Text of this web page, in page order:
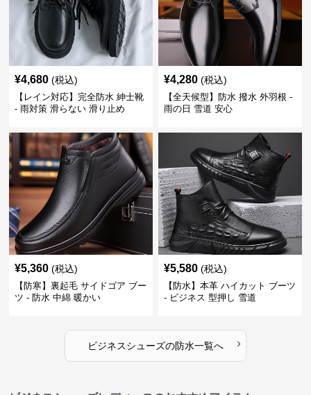
¥4,680 (税込)
【レイン対応】完全防水 紳士靴
- 雨対策 滑らない 滑り止め
¥4,280 (税込)
【全天候型】防水 撥水 外羽根 -
雨の日 雪道 安心
¥5,360 (税込)
【防寒】裏起毛 サイドゴア ブー
ツ - 防水 中綿 暖かい
¥5,580 (税込)
【防水】本革 ハイカット ブーツ
- ビジネス 型押し 雪道
ビジネスシューズの防水一覧へ ›